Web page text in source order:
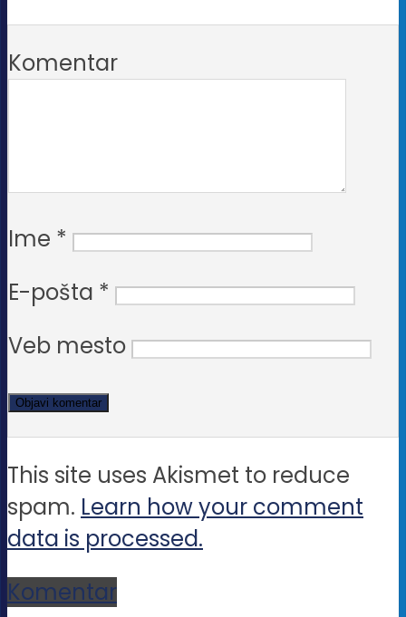
Komentar
Ime *
E-pošta *
Veb mesto
This site uses Akismet to reduce
spam. Learn how your comment
data is processed.
Komentar